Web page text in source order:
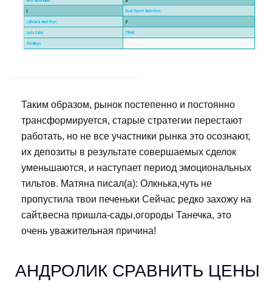
Таким образом, рынок постепенно и постоянно
трансформируется, старые стратегии перестают
работать, но не все участники рынка это осознают,
их депозиты в результате совершаемых сделок
уменьшаются, и наступает период эмоциональных
тильтов. Матяна писал(а): Олкнька,чуть не
пропустила твои печеньки Сейчас редко захожу на
сайт,весна пришла-сады,огороды Танечка, это
очень уважительная причина!
АНДРОЛИК СРАВНИТЬ ЦЕНЫ